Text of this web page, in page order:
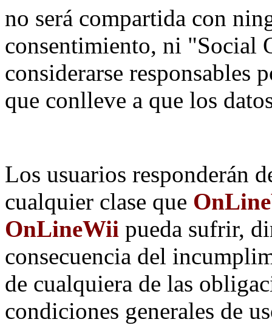
no será compartida con
consentimiento, ni "Social
considerarse responsables
que conlleve a que los
Los usuarios responderán
cualquier clase que
OnLineWii pueda sufrir,
consecuencia del
de cualquiera de las
condiciones generales de